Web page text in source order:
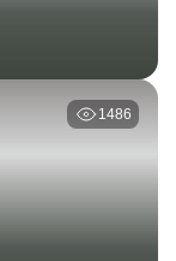
1486